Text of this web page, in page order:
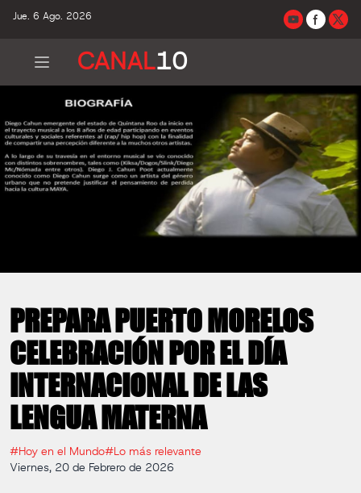
Jue. 6 Ago. 2026
CANAL10
PREPARA PUERTO MORELOS
CELEBRACIÓN POR EL DÍA
INTERNACIONAL DE LAS
LENGUA MATERNA
#Hoy en el Mundo#Lo más relevante
Viernes, 20 de Febrero de 2026